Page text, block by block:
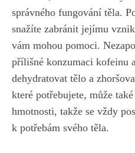
správného fungování těla.
snažíte zabránit jejímu
vám mohou pomoci.
přílišné konzumaci kofeinu
dehydratovat tělo a
které potřebujete, může
hmotnosti, takže se vždy
k potřebám svého těla.